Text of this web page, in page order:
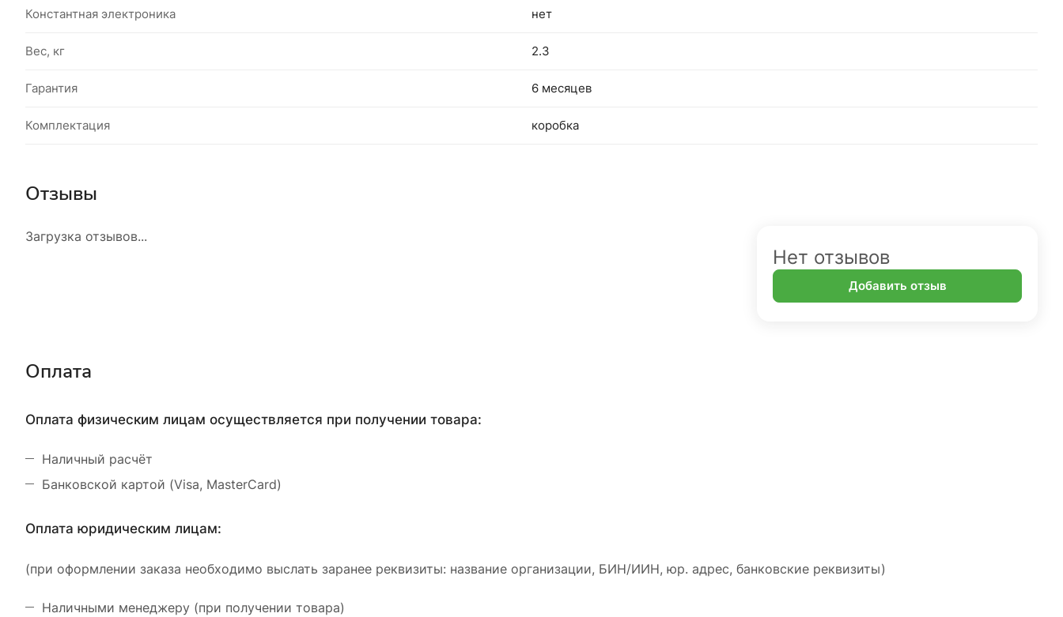
Константная электроника нет
Вес, кг 2.3
Гарантия 6 месяцев
Комплектация коробка
Отзывы
Загрузка отзывов...
Нет отзывов
Добавить отзыв
Оплата
Оплата физическим лицам осуществляется при получении товара:
Наличный расчёт
Банковской картой (Visa, MasterCard)
Оплата юридическим лицам:
(при оформлении заказа необходимо выслать заранее реквизиты: название организации, БИН/ИИН, юр. адрес, банковские реквизиты)
Наличными менеджеру (при получении товара)